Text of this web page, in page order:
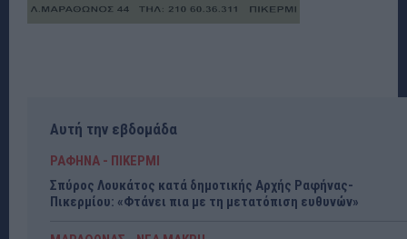
Αυτή την εβδομάδα
ΡΑΦΗΝΑ - ΠΙΚΕΡΜΙ
Σπύρος Λουκάτος κατά δημοτικής Αρχής Ραφήνας-
Πικερμίου: «Φτάνει πια με τη μετατόπιση ευθυνών»